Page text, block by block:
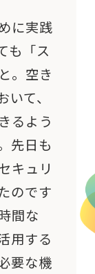
に実践
も「ス
。空き
て、
るよう
先日も
キュリ
のです
間な
用する
要な機